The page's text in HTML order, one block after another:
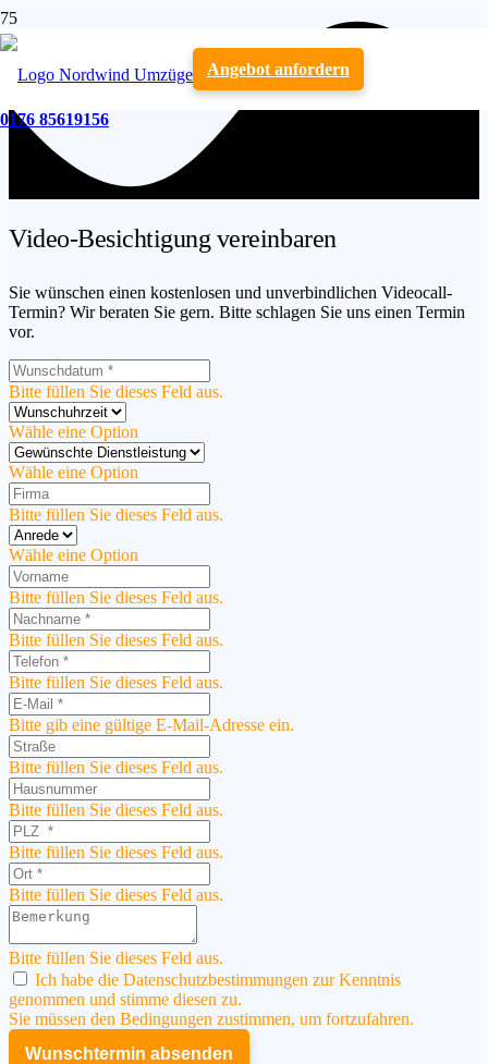
Angebot anfordern
0176 85619156
Video-Besichtigung vereinbaren
Sie wünschen einen kostenlosen und unverbindlichen Videocall-
Termin? Wir beraten Sie gern. Bitte schlagen Sie uns einen Termin
vor.
Bitte füllen Sie dieses Feld aus.
Wähle eine Option
Wähle eine Option
Bitte füllen Sie dieses Feld aus.
Wähle eine Option
Bitte füllen Sie dieses Feld aus.
Bitte füllen Sie dieses Feld aus.
Bitte füllen Sie dieses Feld aus.
Bitte gib eine gültige E-Mail-Adresse ein.
Bitte füllen Sie dieses Feld aus.
Bitte füllen Sie dieses Feld aus.
Bitte füllen Sie dieses Feld aus.
Bitte füllen Sie dieses Feld aus.
Bitte füllen Sie dieses Feld aus.
Ich habe die Datenschutzbestimmungen zur Kenntnis
genommen und stimme diesen zu.
Sie müssen den Bedingungen zustimmen, um fortzufahren.
Wunschtermin absenden